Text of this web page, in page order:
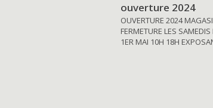
ouverture 2024
OUVERTURE 2024
FERMETURE LES
1ER MAI 10H 18H